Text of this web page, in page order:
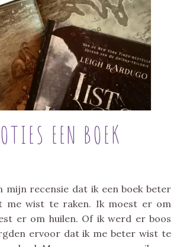
EEN BOEK
mijn recensie dat ik een boek beter
me wist te raken. Ik moest er om
er om huilen. Of ik werd er boos
ervoor dat ik me beter wist te